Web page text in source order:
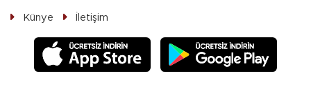
Künye İletişim